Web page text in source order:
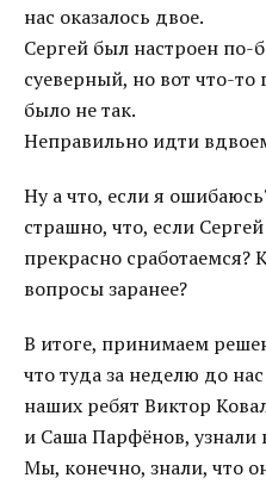
нас оказалось двое.
Сергей был настроен по-
суеверный, но вот что-
было не так.
Неправильно идти
Ну а что, если я
страшно, что, если
прекрасно сработаемся?
вопросы заранее?
В итоге, принимаем
что туда за неделю до
наших ребят Виктор
и Саша Парфёнов,
Мы, конечно, знали, что